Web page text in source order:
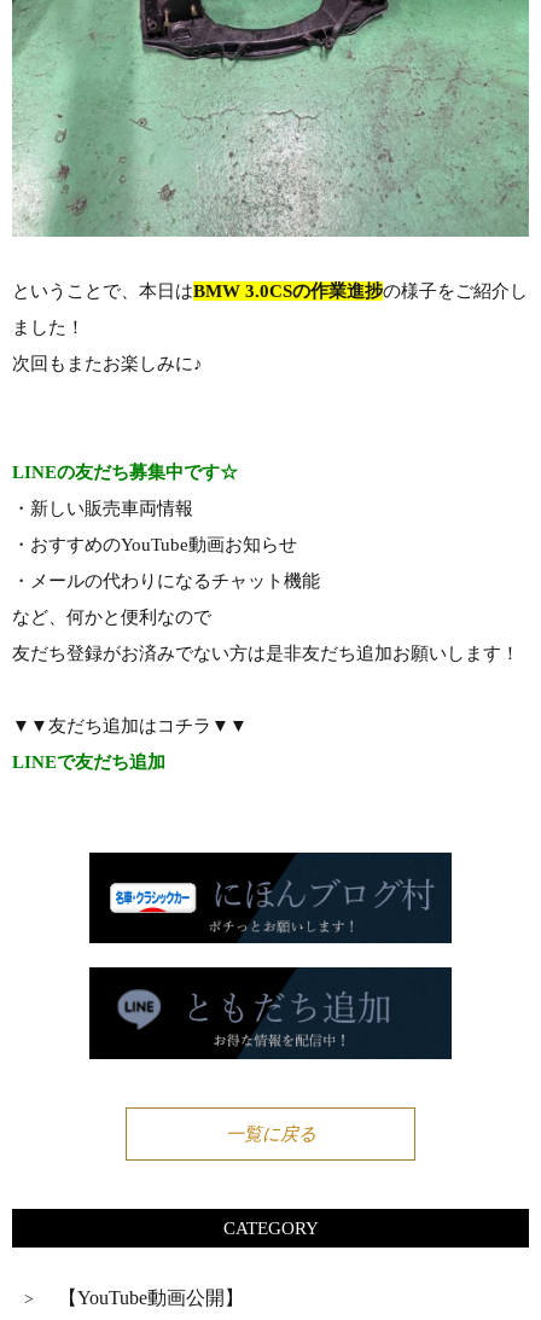
ということで、本日はBMW 3.0CSの作業進捗の様子をご紹介し
ました！
次回もまたお楽しみに♪
LINEの友だち募集中です☆
・新しい販売車両情報
・おすすめのYouTube動画お知らせ
・メールの代わりになるチャット機能
など、何かと便利なので
友だち登録がお済みでない方は是非友だち追加お願いします！
▼▼友だち追加はコチラ▼▼
LINEで友だち追加
一覧に戻る
CATEGORY
> 【YouTube動画公開】